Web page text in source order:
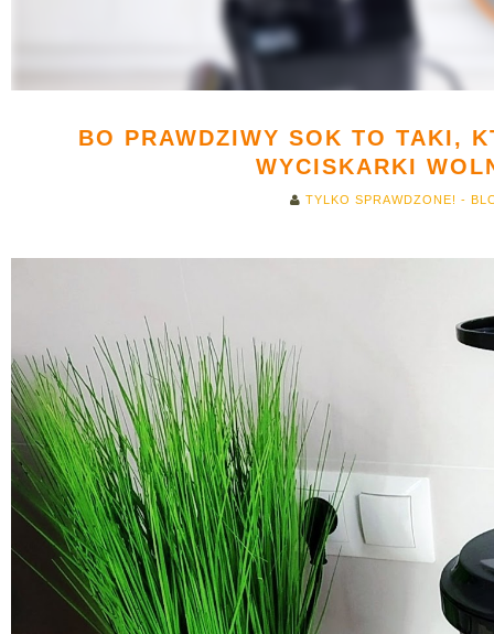
BO PRAWDZIWY SOK TO TAKI,
WYCISKARKI
TYLKO SPRAWDZONE! -